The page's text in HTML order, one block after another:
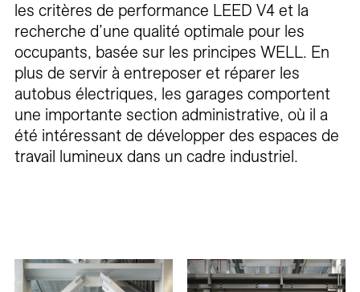
les critères de performance LEED V4 et la
recherche d’une qualité optimale pour les
occupants, basée sur les principes WELL. En
plus de servir à entreposer et réparer les
autobus électriques, les garages comportent
une importante section administrative, où il a
été intéressant de développer des espaces de
travail lumineux dans un cadre industriel.